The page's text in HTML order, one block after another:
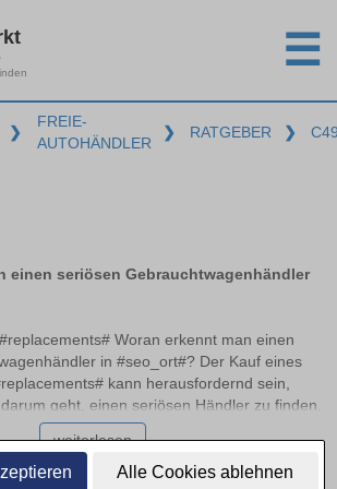
Alle Cookies ablehnen
☰
❯
FREIE-
AUTOHÄNDLER
❯ RATGEBER ❯
einen seriösen Gebrauchtwagenhändler
Woran erkennt man einen
in #seo_ort#? Der Kauf eines
kann herausfordernd sein,
geht, einen seriösen Händler zu finden.
zeichnen sich durch bestimmte
einen zuverlässigen Betrieb hinweisen. In
Sie, worauf Sie achten sollten, welche
weiterlesen